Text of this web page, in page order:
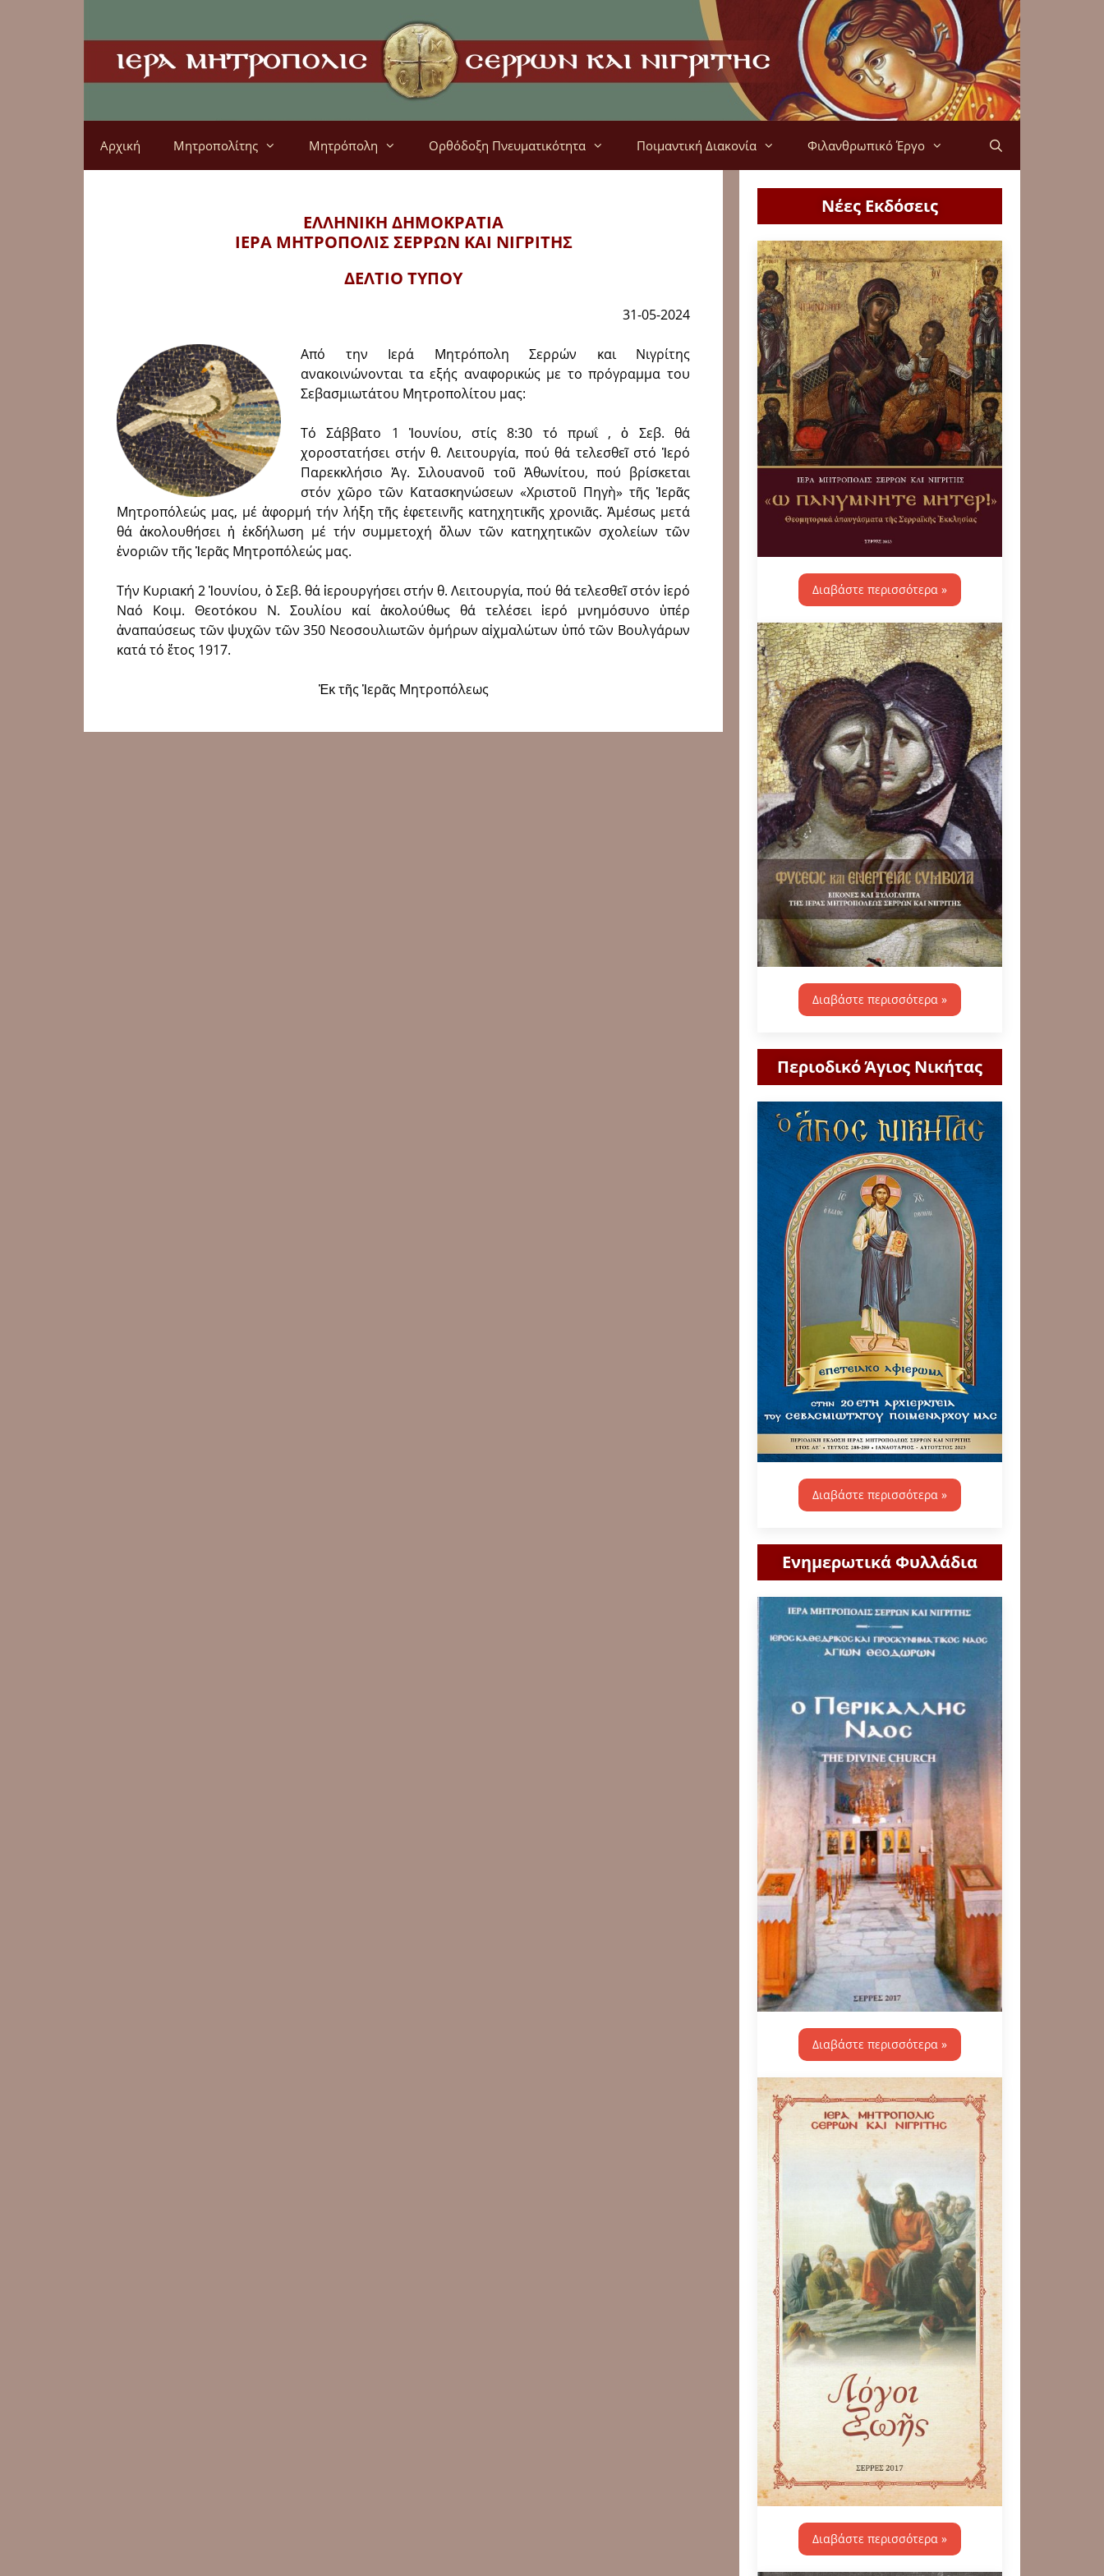
Αρχική Μητροπολίτης Μητρόπολη Ορθόδοξη Πνευματικότητα Ποιμαντική Διακονία Φιλανθρωπικό Έργο
ΕΛΛΗΝΙΚΗ ΔΗΜΟΚΡΑΤΙΑ
ΙΕΡΑ ΜΗΤΡΟΠΟΛΙΣΣΕΡΡΩΝ ΚΑΙ ΝΙΓΡΙΤΗΣ
ΔΕΛΤΙΟ ΤΥΠΟΥ
31-05-2024
Από την Ιερά Μητρόπολη Σερρών και Νιγρίτης
ανακοινώνονται τα εξής αναφορικώς με το πρόγραμμα του
Σεβασμιωτάτου Μητροπολίτου μας:
Τό Σάββατο 1 Ἰουνίου, στίς 8:30 τό πρωΐ , ὁ Σεβ. θά
χοροστατήσει στήν θ. Λειτουργία, πού θά τελεσθεῖ στό Ἱερό
Παρεκκλήσιο Ἁγ. Σιλουανοῦ τοῦ Ἀθωνίτου, πού βρίσκεται
στόν χῶρο τῶν Κατασκηνώσεων «Χριστοῦ Πηγὴ» τῆς Ἱερᾶς
Μητροπόλεώς μας, μέ ἀφορμή τήν λήξη τῆς ἐφετεινῆς κατηχητικῆς χρονιᾶς. Ἀμέσως μετά
θά ἀκολουθήσει ἡ ἐκδήλωση μέ τήν συμμετοχή ὅλων τῶν κατηχητικῶν σχολείων τῶν
ἐνοριῶν τῆς Ἱερᾶς Μητροπόλεώς μας.
Τήν Κυριακή 2 Ἰουνίου, ὁ Σεβ. θά ἱερουργήσει στήν θ. Λειτουργία, πού θά τελεσθεῖ στόν ἱερό
Ναό Κοιμ. Θεοτόκου Ν. Σουλίου καί ἀκολούθως θά τελέσει ἱερό μνημόσυνο ὑπέρ
ἀναπαύσεως τῶν ψυχῶν τῶν 350 Νεοσουλιωτῶν ὁμήρων αἰχμαλώτων ὑπό τῶν Βουλγάρων
κατά τό ἔτος 1917.
Ἐκ τῆς Ἱερᾶς Μητροπόλεως
Νέες Εκδόσεις
Διαβάστε περισσότερα »
Διαβάστε περισσότερα »
Περιοδικό Άγιος Νικήτας
Διαβάστε περισσότερα »
Ενημερωτικά Φυλλάδια
Διαβάστε περισσότερα »
Διαβάστε περισσότερα »